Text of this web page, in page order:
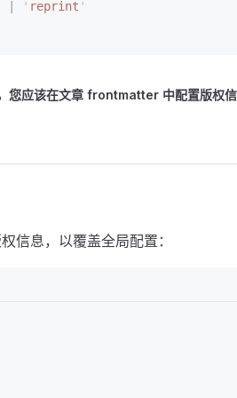
' reprint '
您应该在文章 frontmatter 中配置版权
信息，以覆盖全局配置：